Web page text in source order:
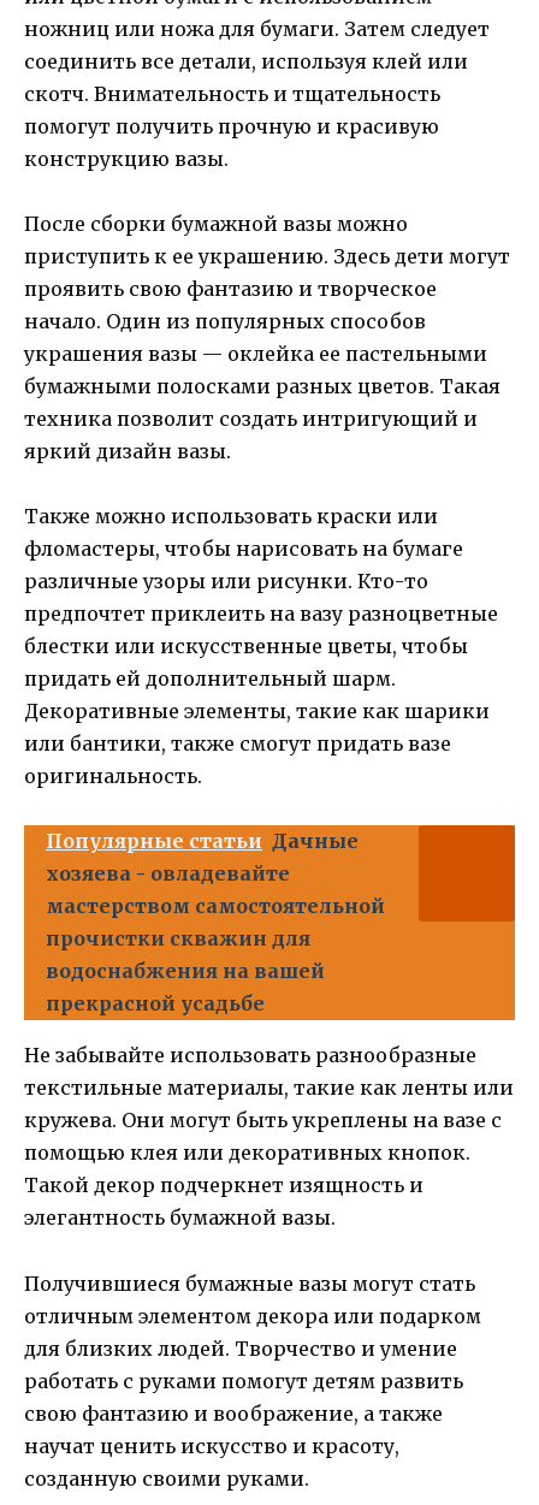
ножниц или ножа для бумаги. Затем следует
соединить все детали, используя клей или
скотч. Внимательность и тщательность
помогут получить прочную и красивую
конструкцию вазы.
После сборки бумажной вазы можно
приступить к ее украшению. Здесь дети могут
проявить свою фантазию и творческое
начало. Один из популярных способов
украшения вазы — оклейка ее пастельными
бумажными полосками разных цветов. Такая
техника позволит создать интригующий и
яркий дизайн вазы.
Также можно использовать краски или
фломастеры, чтобы нарисовать на бумаге
различные узоры или рисунки. Кто-то
предпочтет приклеить на вазу разноцветные
блестки или искусственные цветы, чтобы
придать ей дополнительный шарм.
Декоративные элементы, такие как шарики
или бантики, также смогут придать вазе
оригинальность.
Популярные статьи Дачные
хозяева - овладевайте
мастерством самостоятельной
прочистки скважин для
водоснабжения на вашей
прекрасной усадьбе
Не забывайте использовать разнообразные
текстильные материалы, такие как ленты или
кружева. Они могут быть укреплены на вазе с
помощью клея или декоративных кнопок.
Такой декор подчеркнет изящность и
элегантность бумажной вазы.
Получившиеся бумажные вазы могут стать
отличным элементом декора или подарком
для близких людей. Творчество и умение
работать с руками помогут детям развить
свою фантазию и воображение, а также
научат ценить искусство и красоту,
созданную своими руками.